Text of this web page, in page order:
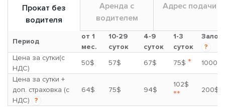
Прокат без
водителя
Аренда с
водителем
Адрес подачи
Период
от 1
мес.
10-29
суток
4-9
суток
1-3
суток
Залог
?
Цена за сутки(с
НДС)
50$ 57$ 67$ 75$ *
1000$
Цена за сутки +
доп. страховка (с
НДС)
?
64$ 75$ 94$
102$
** 200$